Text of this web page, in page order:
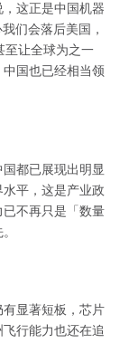
，这正是中国机器
们会落后美国，
至让全球为之一
国也已经相当领
都已展现出明显
平，这是产业政
不再只是「数量
显著短板，芯片
行能力也还在追